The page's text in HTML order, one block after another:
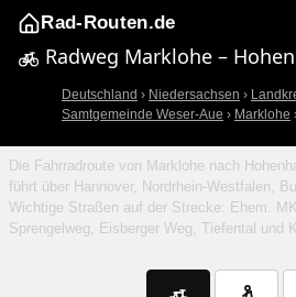
Rad-Routen.de
Radweg Marklohe –
Deutschland › Niedersachsen ›
Samtgemeinde Weser-Aue › Marklohe
Die Fahrradroute von Marklohe nach
führt über Hannover, Nordrhein-Westfalen,
Wichtige Straßen auf der Strecke: Ehem.
Sprengelweg, Eisberger Weg, Tiefental und